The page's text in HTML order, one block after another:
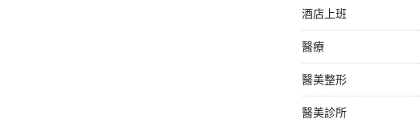
酒店上班
醫療
醫美整形
醫美診所